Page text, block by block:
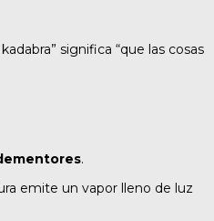
significa “que las cosas
.
emite un vapor lleno de luz